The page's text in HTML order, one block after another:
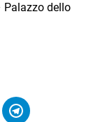
Palazzo dello